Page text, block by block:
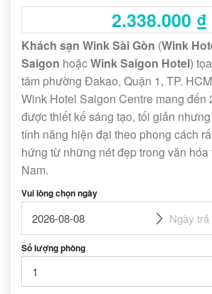
2.338.000 ₫
Khách sạn Wink Sài Gòn (Wink
Saigon hoặcWink Saigon Hotel)
tâm phường Đakao, Quận 1, TP.
Wink Hotel Saigon Centre mang đến
được thiết kế sáng tạo, tối giản
tính năng hiện đại theo phong cách
hứng từ những nét đẹp trong văn
Nam.
Vui lòng chọn ngày
Số lượng phòng